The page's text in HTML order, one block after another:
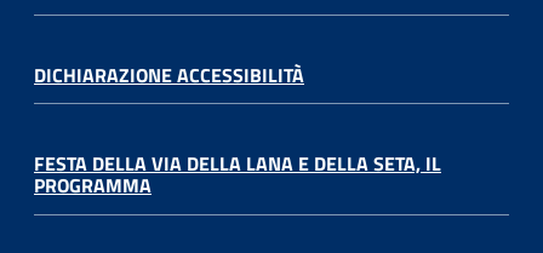
DICHIARAZIONE ACCESSIBILITÀ
FESTA DELLA VIA DELLA LANA E DELLA SETA, IL
PROGRAMMA